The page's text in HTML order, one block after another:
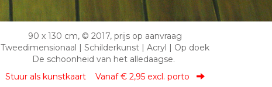
90 x 130 cm, © 2017, prijs op aanvraag
Tweedimensionaal | Schilderkunst | Acryl | Op doek
De schoonheid van het alledaagse.
Stuur als kunstkaart Vanaf € 2,95 excl. porto